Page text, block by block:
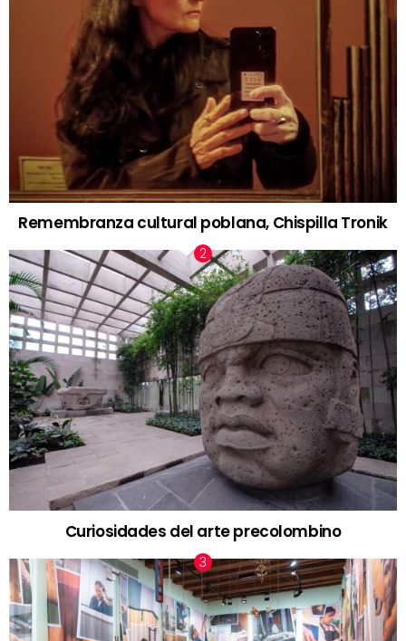
Remembranza cultural poblana, Chispilla Tronik
Curiosidades del arte precolombino